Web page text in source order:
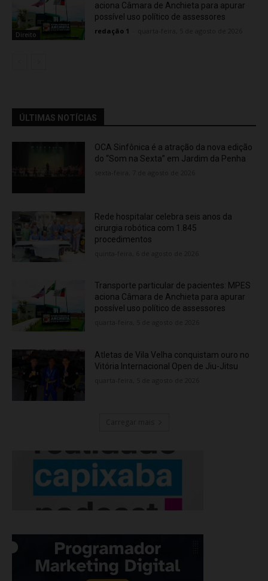
Direito
aciona Câmara de Anchieta para apurar
possível uso político de assessores
redação 1
ÚLTIMAS NOTÍCIAS
OCA Sinfônica é a atração da nova edição
do “Som na Sexta” em Jardim da Penha
Rede hospitalar celebra seis anos da
cirurgia robótica com 1.845
procedimentos
Transporte particular de pacientes: MPES
aciona Câmara de Anchieta para apurar
possível uso político de assessores
Atletas de Vila Velha conquistam ouro no
Vitória Internacional Open de Jiu-Jitsu